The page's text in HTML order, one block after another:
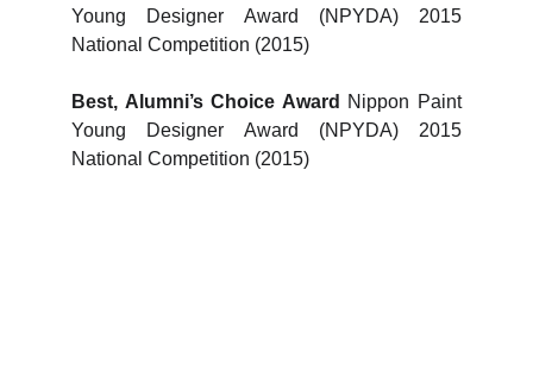
Young Designer Award (NPYDA) 2015
National Competition (2015)
Best, Alumni’s Choice Award
Nippon Paint
Young Designer Award (NPYDA) 2015
National Competition (2015)